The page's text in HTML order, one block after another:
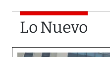
Lo Nuevo